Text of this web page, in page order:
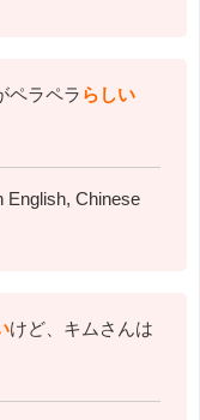
ペラペラ らしい
English, Chinese
けど、キムさんは